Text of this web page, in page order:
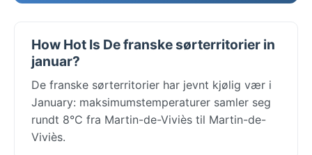
How Hot Is De franske sørterritorier in
januar?
De franske sørterritorier har jevnt kjølig vær i
January: maksimumstemperaturer samler seg
rundt 8°C fra Martin-de-Viviès til Martin-de-
Viviès.